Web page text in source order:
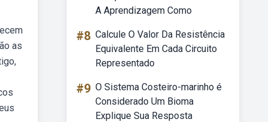
as
A Aprendizagem Como
#8 Calcule O Valor Da Resistência
Equivalente Em Cada Circuito
Representado
#9 O Sistema Costeiro-marinho é
Considerado Um Bioma
Explique Sua Resposta